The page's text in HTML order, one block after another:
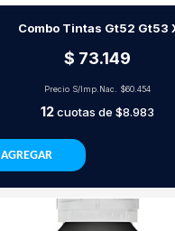
Combo Tintas Gt52 Gt53
$ 73.149
Precio S/Imp.Nac. $60.454
12cuotas de $8.983
AGREGAR